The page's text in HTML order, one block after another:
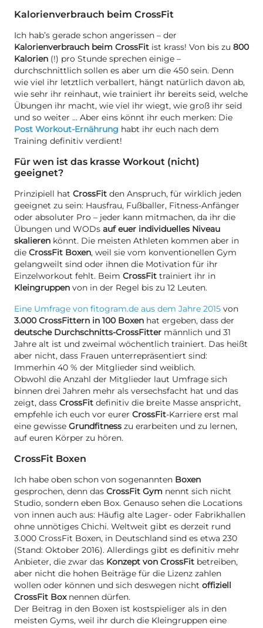
Kalorienverbrauch beim CrossFit
Ich hab’s gerade schon angerissen – der
Kalorienverbrauch beim CrossFit ist krass! Von bis zu 800
Kalorien (!) pro Stunde sprechen einige –
durchschnittlich sollen es aber um die 450 sein. Denn
wie viel ihr letztlich verballert, hängt natürlich davon ab,
wie sehr ihr reinhaut, wie trainiert ihr bereits seid, welche
Übungen ihr macht, wie viel ihr wiegt, wie groß ihr seid
und so weiter … Aber eins könnt ihr euch merken: Die
Post Workout-Ernährung habt ihr euch nach dem
Training definitiv verdient!
Für wen ist das krasse Workout (nicht)
geeignet?
Prinzipiell hat CrossFit den Anspruch, für wirklich jeden
geeignet zu sein: Hausfrau, Fußballer, Fitness-Anfänger
oder absoluter Pro – jeder kann mitmachen, da ihr die
Übungen und WODs auf euer individuelles Niveau
skalieren könnt. Die meisten Athleten kommen aber in
die CrossFit Boxen, weil sie vom konventionellen Gym
gelangweilt sind oder ihnen die Motivation für ihr
Einzelworkout fehlt. Beim CrossFit trainiert ihr in
Kleingruppen von in der Regel bis zu 12 Leuten.
Eine Umfrage von fitogram.de aus dem Jahre 2015 von
3.000 CrossFittern in 100 Boxen hat ergeben, dass der
deutsche Durchschnitts-CrossFitter männlich und 31
Jahre alt ist und zweimal wöchentlich trainiert. Das heißt
aber nicht, dass Frauen unterrepräsentiert sind:
Immerhin 40 % der Mitglieder sind weiblich.
Obwohl die Anzahl der Mitglieder laut Umfrage sich
binnen drei Jahren mehr als versechsfacht hat und das
zeigt, dass CrossFit definitiv die breite Masse anspricht,
empfehle ich euch vor eurer CrossFit-Karriere erst mal
eine gewisse Grundfitness zu erarbeiten und zu lernen,
auf euren Körper zu hören.
CrossFit Boxen
Ich habe oben schon von sogenannten Boxen
gesprochen, denn das CrossFit Gym nennt sich nicht
Studio, sondern eben Box. Genauso sehen die Locations
von innen auch aus: Häufig alte Lager- oder Fabrikhallen
ohne unnötiges Chichi. Weltweit gibt es derzeit rund
3.000 CrossFit Boxen, in Deutschland sind es etwa 230
(Stand: Oktober 2016). Allerdings gibt es definitiv mehr
Anbieter, die zwar das Konzept von CrossFit betreiben,
aber nicht die hohen Beiträge für die Lizenz zahlen
wollen oder können und sich deswegen nicht offiziell
CrossFit Boxnennen dürfen.
Der Beitrag in den Boxen ist kostspieliger als in den
meisten Gyms, weil ihr durch die Kleingruppen eine